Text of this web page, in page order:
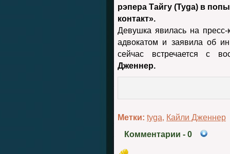
рэпера Тайгу (Tyga) в
контакт».
Девушка явилась на
адвокатом и заявила об
сейчас встречается с
Дженнер.
Метки: tyga, Кайли Дженнер
Комментарии - 0